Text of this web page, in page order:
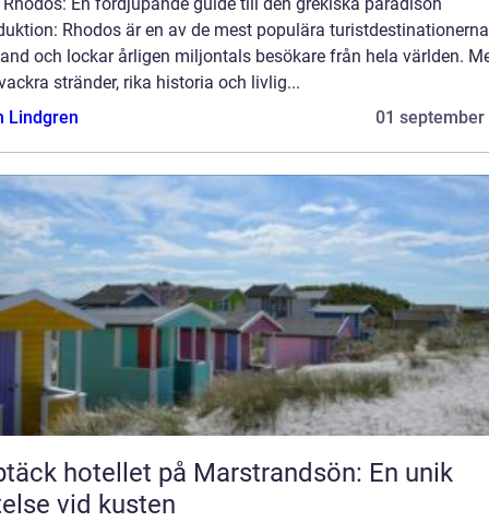
Rhodos är en av de mest populära
och lockar årligen miljontals besökare från hela världen.
stränder, rika historia och livlig...
Lindgren
01 september
hotellet på Marstrandsön: En unik
vid kusten